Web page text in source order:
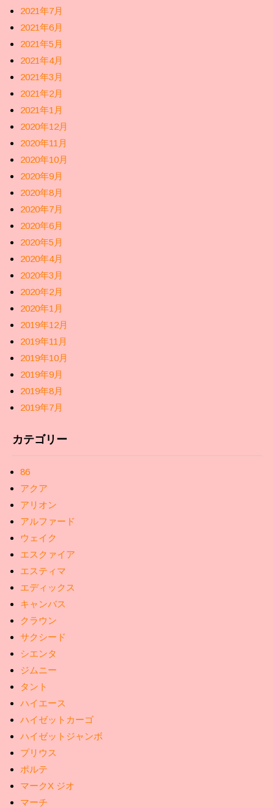
2021年7月
2021年6月
2021年5月
2021年4月
2021年3月
2021年2月
2021年1月
2020年12月
2020年11月
2020年10月
2020年9月
2020年8月
2020年7月
2020年6月
2020年5月
2020年4月
2020年3月
2020年2月
2020年1月
2019年12月
2019年11月
2019年10月
2019年9月
2019年8月
2019年7月
カテゴリー
86
アクア
アリオン
アルファード
ウェイク
エスクァイア
エスティマ
エディックス
キャンバス
クラウン
サクシード
シエンタ
ジムニー
タント
ハイエース
ハイゼットカーゴ
ハイゼットジャンボ
プリウス
ポルテ
マークX ジオ
マーチ